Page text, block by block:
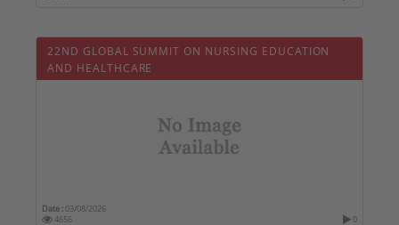
22ND GLOBAL SUMMIT ON NURSING EDUCATION
AND HEALTHCARE
Date :03/08/2026
4656
0